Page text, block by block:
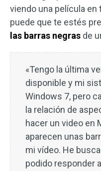
viendo una película en
puede que te estés
las barras negras de
«Tengo la última
disponible y mi
Windows 7, pero
la relación de
hacer un video en
aparecen unas
mi vídeo. He
podido responder